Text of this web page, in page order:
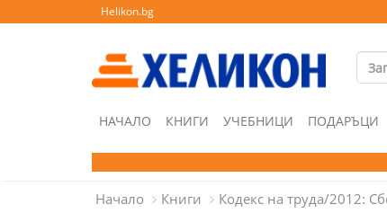
Helikon.bg
НАЧАЛО КНИГИ УЧЕБНИЦИ ПОДАРЪЦИ
Начало Книги Кодекс на труда/2012: